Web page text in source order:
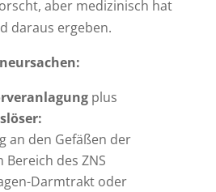
aber medizinisch hat
daraus ergeben.
plus
an den Gefäßen der
des ZNS
Darmtrakt oder